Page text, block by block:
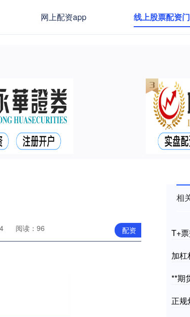
网上配资app 线上股票配资
配资
阅读：96
相
T+
加
**期
正规